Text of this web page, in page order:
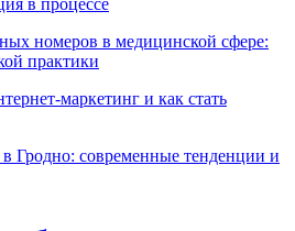
номеров в медицинской сфере:
практики
маркетинг и как стать
Гродно: современные тенденции и